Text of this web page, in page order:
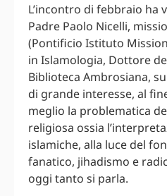
L’incontro di febbraio ha
Padre Paolo Nicelli,
(Pontificio Istituto
in Islamologia, Dottore
Biblioteca Ambrosiana,
di grande interesse, al
meglio la problematica
religiosa ossia
islamiche, alla luce del
fanatico, jihadismo e
oggi tanto si parla.